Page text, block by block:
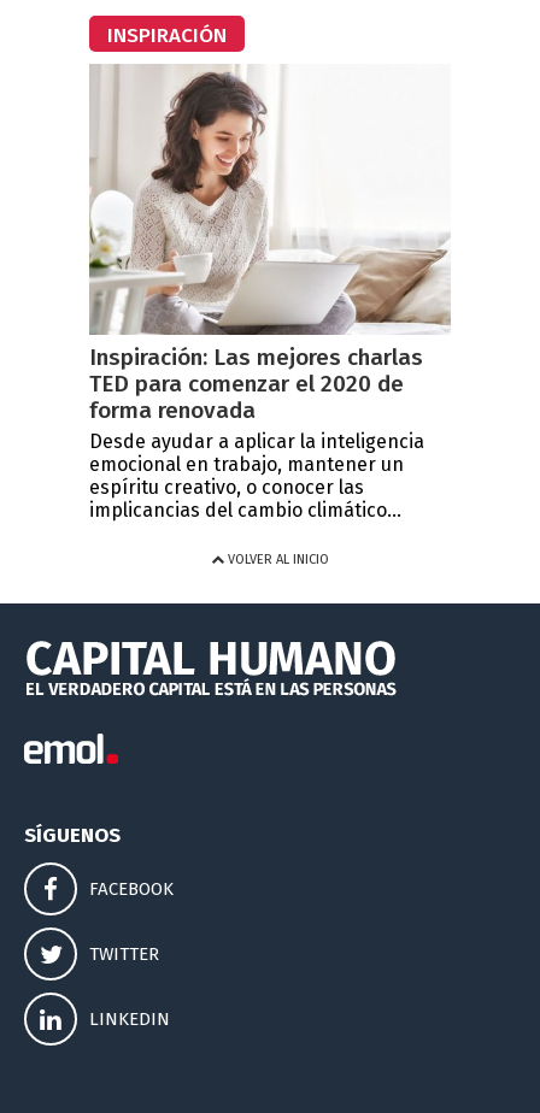
INSPIRACIÓN
Inspiración: Las mejores charlas
TED para comenzar el 2020 de
forma renovada
Desde ayudar a aplicar la inteligencia
emocional en trabajo, mantener un
espíritu creativo, o conocer las
implicancias del cambio climático...
VOLVER AL INICIO
SÍGUENOS
FACEBOOK
TWITTER
LINKEDIN